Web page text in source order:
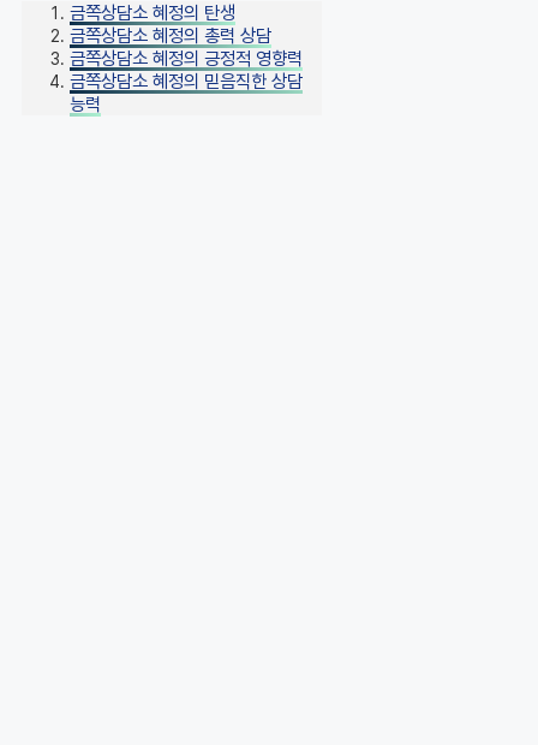
금쪽상담소 혜정의 탄생
금쪽상담소 혜정의 총력 상담
금쪽상담소 혜정의 긍정적 영향력
금쪽상담소 혜정의 믿음직한 상담
능력